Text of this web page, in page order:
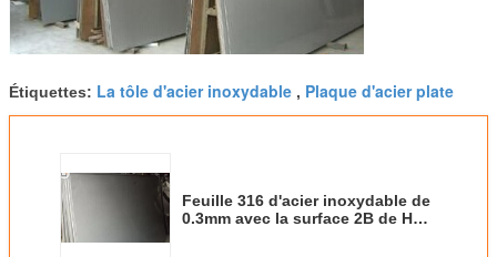
Étiquettes: La tôle d'acier inoxydable , Plaque d'acier plate
Feuille 316 d'acier inoxydable de
0.3mm avec la surface 2B de HL